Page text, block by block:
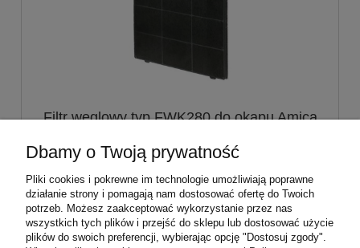
Filtr węglowy typ FWK280 do okapu Amica
40,00 zł
do koszyka
Dbamy o Twoją prywatność
Pliki cookies i pokrewne im technologie umożliwiają poprawne
działanie strony i pomagają nam dostosować ofertę do Twoich
potrzeb. Możesz zaakceptować wykorzystanie przez nas
wszystkich tych plików i przejść do sklepu lub dostosować użycie
plików do swoich preferencji, wybierając opcję "Dostosuj zgody".